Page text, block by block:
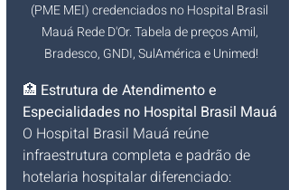
(PME MEI) credenciados no Hospital Brasil
Mauá Rede D'Or. Tabela de preços Amil,
Bradesco, GNDI, SulAmérica e Unimed!
🏥 Estrutura de Atendimento e
Especialidades no Hospital Brasil Mauá
O Hospital Brasil Mauá reúne
infraestrutura completa e padrão de
hotelaria hospitalar diferenciado: